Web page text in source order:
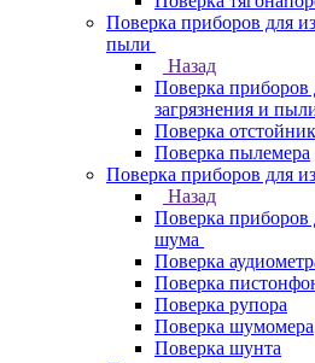
Поверка приборов для
пыли
Назад
Поверка приборов
загрязнения и
Поверка
Поверка пылемера
Поверка приборов для
Назад
Поверка приборов
шума
Поверка
Поверка
Поверка рупора
Поверка шумомера
Поверка шунта